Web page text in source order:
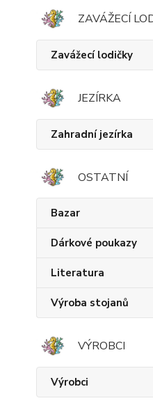
ZAVÁŽECÍ
Zavážecí lodičky
JEZÍRKA
Zahradní jezírka
OSTATNÍ
Bazar
Dárkové poukazy
Literatura
Výroba stojanů
VÝROBCI
Výrobci